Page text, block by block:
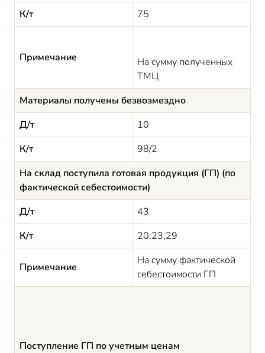
К/т
75
Примечание
На сумму полученных
ТМЦ
Материалы получены безвозмездно
Д/т
10
К/т
98/2
На склад поступила готовая продукция (ГП) (по
фактической себестоимости)
Д/т
43
К/т
20,23,29
Примечание
На сумму фактической
себестоимости ГП
Поступление ГП по учетным ценам